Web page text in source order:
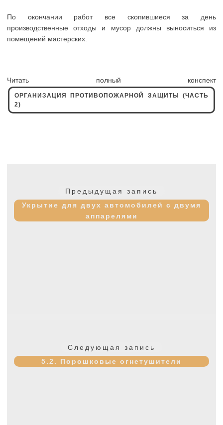
По окончании работ все скопившиеся за день
производственные отходы и мусор должны выноситься из
помещений мастерских.
Читать полный конспект
ОРГАНИЗАЦИЯ ПРОТИВОПОЖАРНОЙ ЗАЩИТЫ (ЧАСТЬ
2)
Предыдущая запись
запись:
Укрытие для двух автомобилей с двумя
аппарелями
Следующая запись
запись:
5.2. Порошковые огнетушители